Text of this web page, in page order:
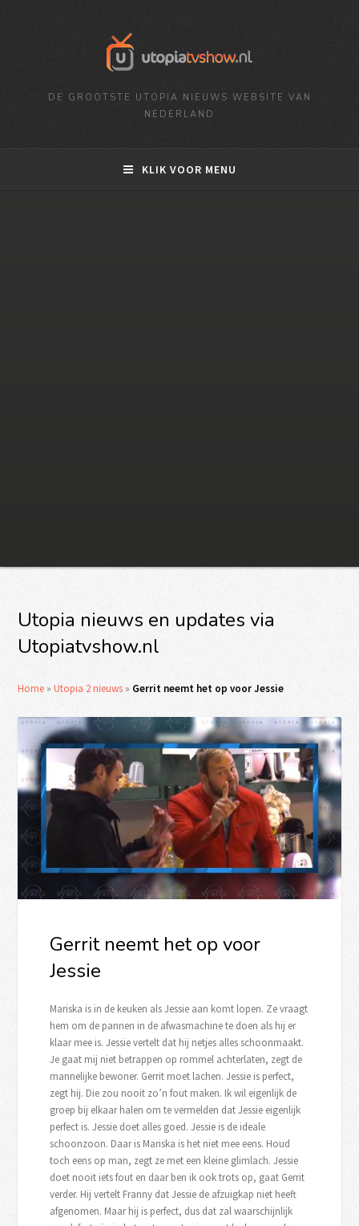
DE GROOTSTE UTOPIA NIEUWS WEBSITE VAN
NEDERLAND
KLIK VOOR MENU
Utopia nieuws en updates via
Utopiatvshow.nl
Home »Utopia 2 nieuws » Gerrit neemt het op voor Jessie
Gerrit neemt het op voor
Jessie
Mariska is in de keuken als Jessie aan komt lopen. Ze vraagt
hem om de pannen in de afwasmachine te doen als hij er
klaar mee is. Jessie vertelt dat hij netjes alles schoonmaakt.
Je gaat mij niet betrappen op rommel achterlaten, zegt de
mannelijke bewoner. Gerrit moet lachen. Jessie is perfect,
zegt hij. Die zou nooit zo’n fout maken. Ik wil eigenlijk de
groep bij elkaar halen om te vermelden dat Jessie eigenlijk
perfect is. Jessie doet alles goed. Jessie is de ideale
schoonzoon. Daar is Mariska is het niet mee eens. Houd
toch eens op man, zegt ze met een kleine glimlach. Jessie
doet nooit iets fout en daar ben ik ook trots op, gaat Gerrit
verder. Hij vertelt Franny dat Jessie de afzuigkap niet heeft
afgenomen. Maar hij is perfect, dus dat zal waarschijnlijk